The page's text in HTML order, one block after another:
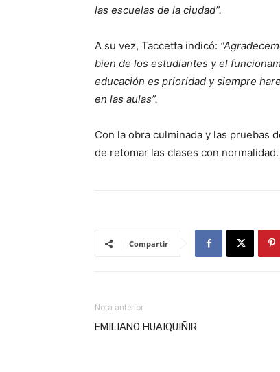
las escuelas de la ciudad”.
A su vez, Taccetta indicó:
bien de los estudiantes y el
educación es prioridad y siempre
en las aulas”.
Con la obra culminada y las pruebas
de retomar las clases con normalidad.
Compartir
Nota anterior
EMILIANO HUAIQUIÑIR